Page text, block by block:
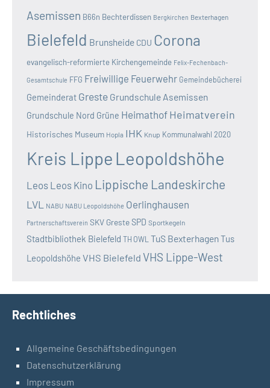
Asemissen B66n Bechterdissen Bergkirchen Bexterhagen
Bielefeld Brunsheide CDU Corona
evangelisch-reformierte Kirchengemeinde Felix-Fechenbach-
Gesamtschule FFG Freiwillige Feuerwehr Gemeindebücherei
Gemeinderat Greste Grundschule Asemissen
Grundschule Nord Grüne Heimathof Heimatverein
Historisches Museum Hopla IHK Knup Kommunalwahl 2020
Kreis Lippe Leopoldshöhe
Leos Leos Kino Lippische Landeskirche
LVL NABU NABU Leopoldshöhe Oerlinghausen
Partnerschaftsverein SKV GresteSPD Sportkegeln
Stadtbibliothek Bielefeld TH OWL TuS BexterhagenTus
Leopoldshöhe VHS Bielefeld VHS Lippe-West
Rechtliches
Allgemeine Geschäftsbedingungen
Datenschutzerklärung
Impressum